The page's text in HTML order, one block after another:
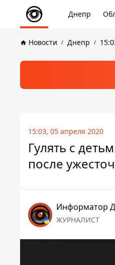
Днепр
Новости Днепр
15:03, 05 апреля 2020
Гулять с
после
Информатор
ЖУРНАЛИСТ